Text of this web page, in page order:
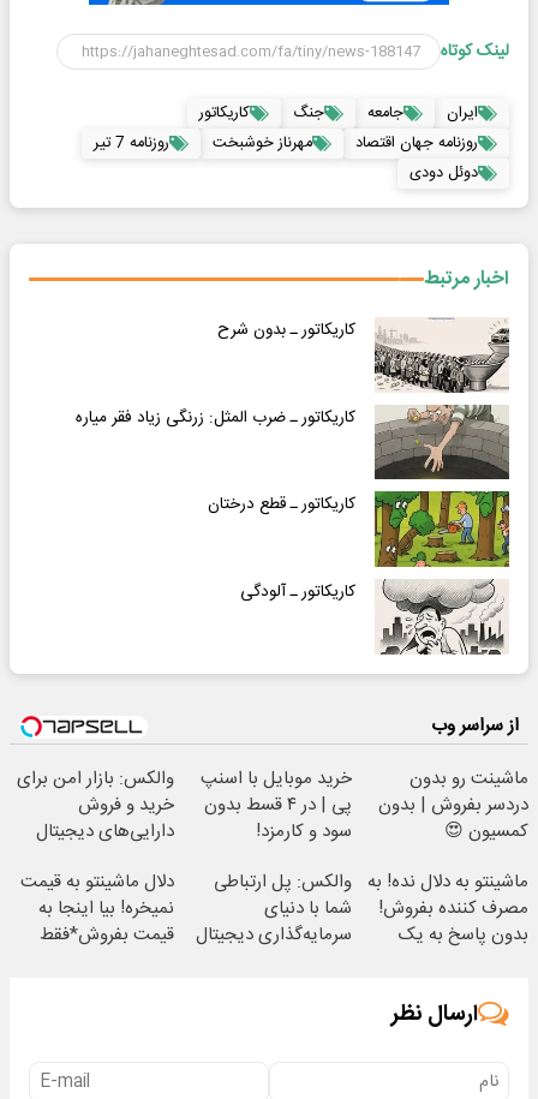
لینک کوتاه
ایران جامعه جنگ
کاریکاتور
روزنامه جهان اقتصاد
مهرناز خوشبخت
روزنامه 7 تیر
دوئل دودی
اخبار مرتبط
کاریکاتور ـ بدون شرح
کاریکاتور ـ ضرب المثل: زرنگی زیاد فقر میاره
کاریکاتور ـ قطع درختان
کاریکاتور ـ آلودگی
از سراسر وب
ماشینت رو بدون
دردسر بفروش | بدون
کمسیون 😍
خرید موبایل با اسنپ
پی | در ۴ قسط بدون
سود و کارمزد!
والکس: بازار امن برای
خرید و فروش
دارایی‌های دیجیتال
ماشینتو به دلال نده! به
مصرف کننده بفروش!
بدون پاسخ به یک
والکس: پل ارتباطی
شما با دنیای
سرمایه‌گذاری دیجیتال
دلال ماشینتو به قیمت
نمیخره! بیا اینجا به
قیمت بفروش*فقط
ارسال نظر